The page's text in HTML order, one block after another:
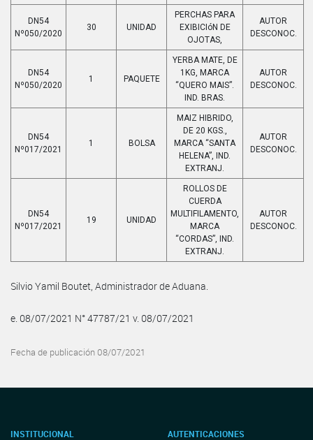
DN54
Nº050/2020
30 UNIDAD
PERCHAS PARA
EXIBICIóN DE
OJOTAS,
AUTOR
DESCONOC.
DN54
Nº050/2020
1 PAQUETE
YERBA MATE, DE
1KG, MARCA
“QUERO MAIS”.
IND. BRAS.
AUTOR
DESCONOC.
DN54
Nº017/2021
1 BOLSA
MAIZ HIBRIDO,
DE 20 KGS.,
MARCA “SANTA
HELENA”, IND.
EXTRANJ.
AUTOR
DESCONOC.
DN54
Nº017/2021
19 UNIDAD
ROLLOS DE
CUERDA
MULTIFILAMENTO,
MARCA
“CORDAS”, IND.
EXTRANJ.
AUTOR
DESCONOC.
Silvio Yamil Boutet, Administrador de Aduana.
e. 08/07/2021 N° 47787/21 v. 08/07/2021
Fecha de publicación 08/07/2021
INSTITUCIONAL AUTENTICACIONES